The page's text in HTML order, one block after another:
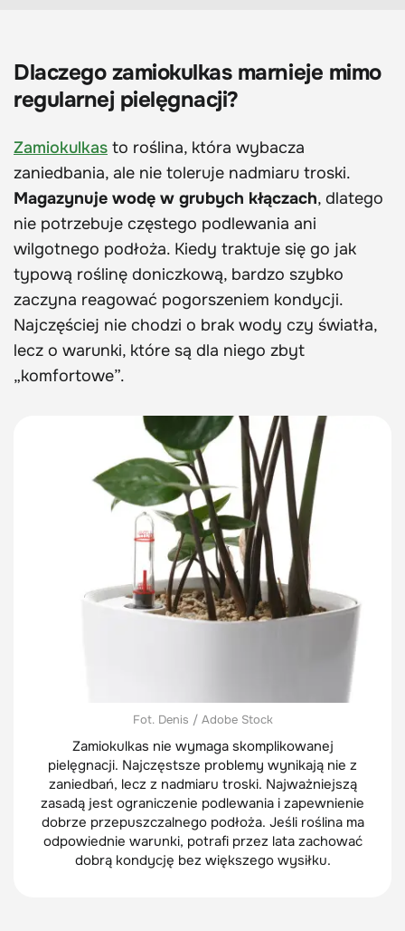
Dlaczego zamiokulkas marnieje mimo
regularnej pielęgnacji?
Zamiokulkas to roślina, która wybacza
zaniedbania, ale nie toleruje nadmiaru troski.
Magazynuje wodę w grubych kłączach, dlatego
nie potrzebuje częstego podlewania ani
wilgotnego podłoża. Kiedy traktuje się go jak
typową roślinę doniczkową, bardzo szybko
zaczyna reagować pogorszeniem kondycji.
Najczęściej nie chodzi o brak wody czy światła,
lecz o warunki, które są dla niego zbyt
„komfortowe”.
Fot. Denis / Adobe Stock
Zamiokulkas nie wymaga skomplikowanej
pielęgnacji. Najczęstsze problemy wynikają nie z
zaniedbań, lecz z nadmiaru troski. Najważniejszą
zasadą jest ograniczenie podlewania i zapewnienie
dobrze przepuszczalnego podłoża. Jeśli roślina ma
odpowiednie warunki, potrafi przez lata zachować
dobrą kondycję bez większego wysiłku.